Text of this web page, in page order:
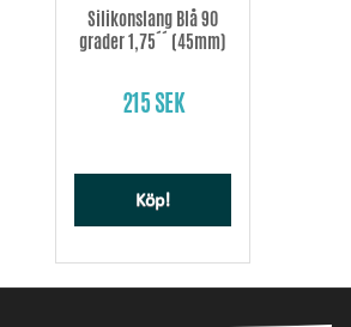
Silikonslang Blå 90
grader 1,75´´ (45mm)
215 SEK
Köp!